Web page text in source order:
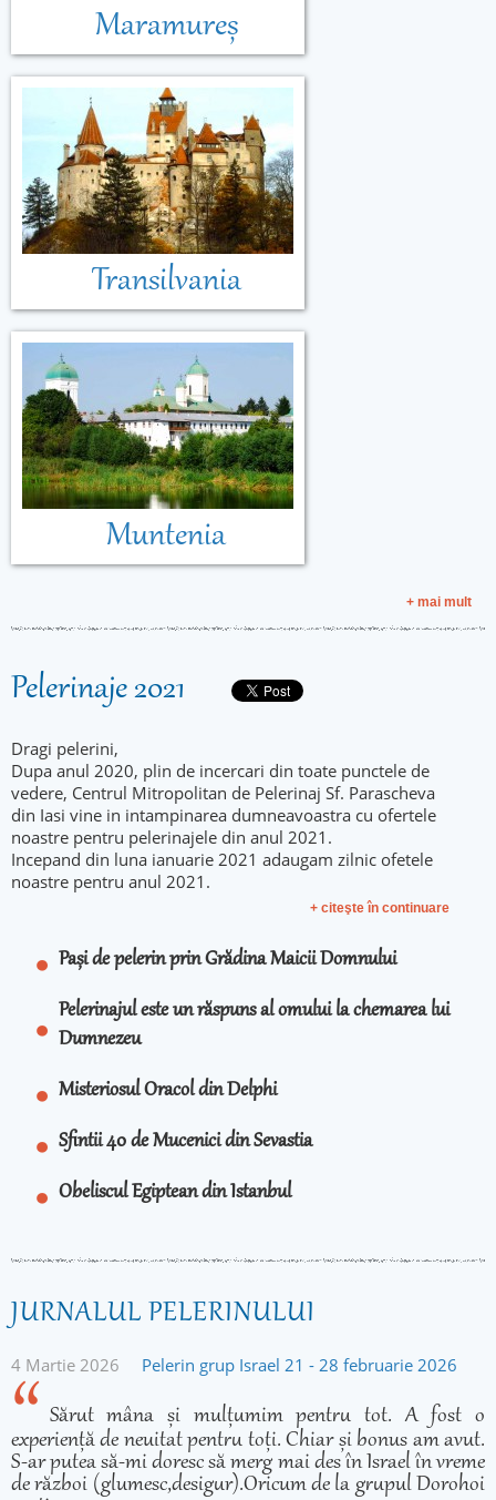
Maramureș
Transilvania
Muntenia
+ mai mult
Pelerinaje 2021
Dragi pelerini,
Dupa anul 2020, plin de incercari din toate punctele de
vedere, Centrul Mitropolitan de Pelerinaj Sf. Parascheva
din Iasi vine in intampinarea dumneavoastra cu ofertele
noastre pentru pelerinajele din anul 2021.
Incepand din luna ianuarie 2021 adaugam zilnic ofetele
noastre pentru anul 2021.
+ citeşte în continuare
Pași de pelerin prin Grădina Maicii Domnului
Pelerinajul este un răspuns al omului la chemarea lui
Dumnezeu
Misteriosul Oracol din Delphi
Sfintii 40 de Mucenici din Sevastia
Obeliscul Egiptean din Istanbul
JURNALUL PELERINULUI
4 Martie 2026 Pelerin grup Israel 21 - 28 februarie 2026
Sărut mâna și mulțumim pentru tot. A fost o
experiență de neuitat pentru toți. Chiar și bonus am avut.
S-ar putea să-mi doresc să merg mai des în Israel în vreme
de război (glumesc,desigur).Oricum de la grupul Dorohoi